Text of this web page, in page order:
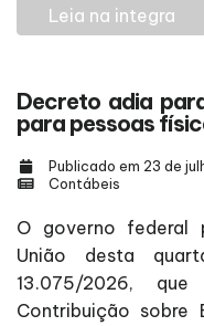
Leia na integra
Decreto adia
para pessoas
Publicado em 23 de
Contábeis
O governo federal
União desta
13.075/2026,
Contribuição sobre